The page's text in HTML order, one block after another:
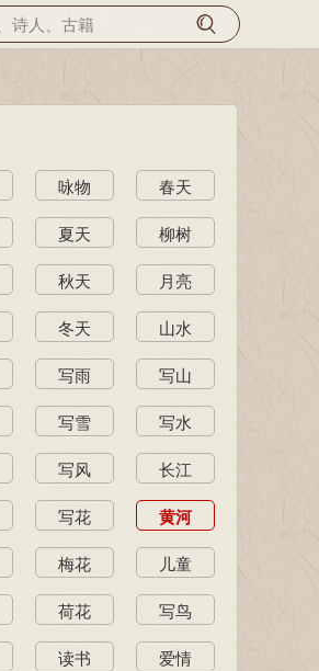
咏物 春天
夏天 柳树
秋天 月亮
冬天 山水
写雨 写山
写雪 写水
写风 长江
写花 黄河
梅花 儿童
荷花 写鸟
读书 爱情